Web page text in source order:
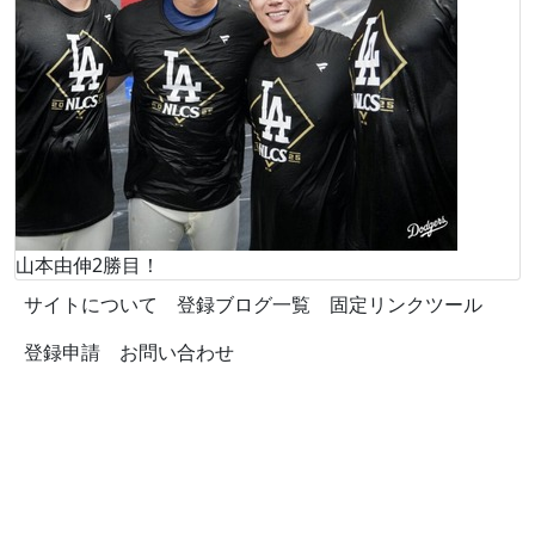
山本由伸2勝目！
サイトについて
登録ブログ一覧
固定リンクツール
登録申請
お問い合わせ